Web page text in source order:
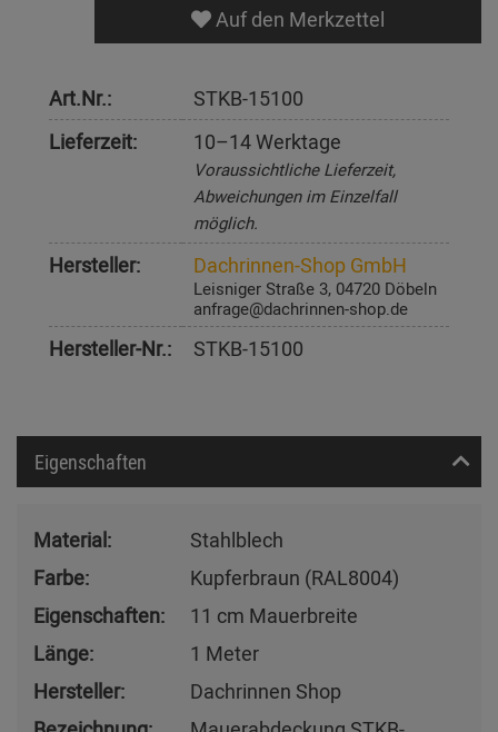
Auf den Merkzettel
Art.Nr.:
STKB-15100
Lieferzeit:
10–14 Werktage
Voraussichtliche Lieferzeit,
Abweichungen im Einzelfall
möglich.
Hersteller: Dachrinnen-Shop GmbH
Leisniger Straße 3, 04720 Döbeln
anfrage@dachrinnen-shop.de
Hersteller-Nr.: STKB-15100
Eigenschaften
Material:
Stahlblech
Farbe:
Kupferbraun (RAL8004)
Eigenschaften:
11 cm Mauerbreite
Länge:
1 Meter
Hersteller:
Dachrinnen Shop